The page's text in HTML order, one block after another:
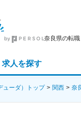
奈良県の転
求人を探す
す
ューダ）トップ 関西 奈